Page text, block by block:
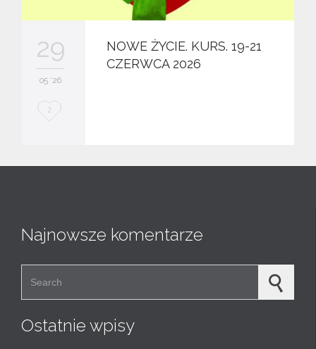
29
05 '26
L
2
NOWE ŻYCIE. KURS. 19-21
CZERWCA 2026
Najnowsze komentarze
Ostatnie wpisy